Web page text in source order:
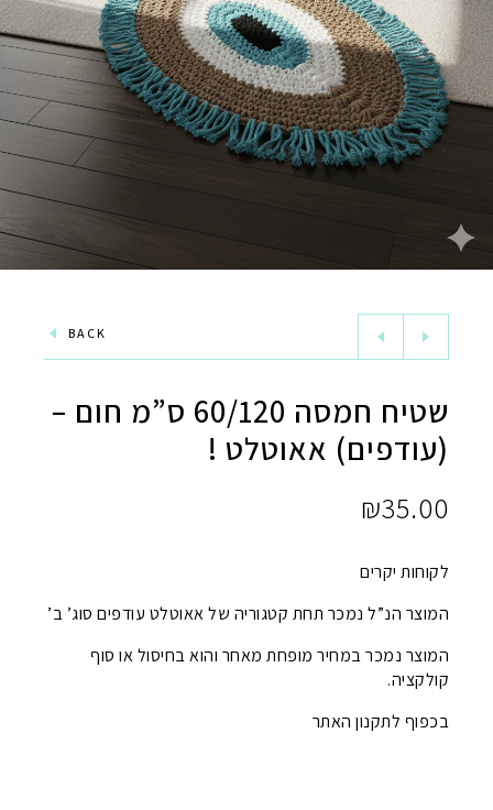
BACK
שטיח חמסה 60/120 ס”מ חום –
(עודפים) אאוטלט !
₪35.00
לקוחות יקרים
המוצר הנ”ל נמכר תחת קטגוריה של אאוטלט עודפים סוג’ ב’
המוצר נמכר במחיר מופחת מאחר והוא בחיסול או סוף
קולקציה.
בכפוף לתקנון האתר